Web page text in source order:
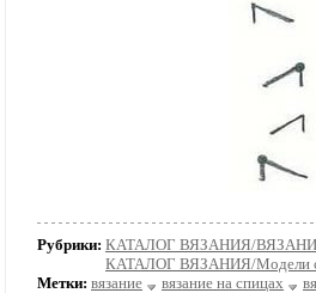
Рубрики: КАТАЛОГ ВЯЗАНИЯ/
КАТАЛОГ ВЯЗАНИЯ/Модели
Метки: вязание вязание на спицах